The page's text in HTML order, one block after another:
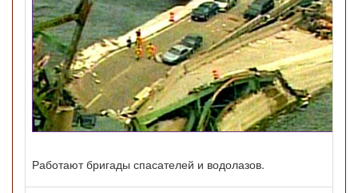
Работают бригады спасателей и водолазов.